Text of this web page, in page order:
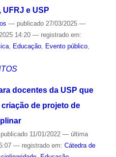
e USP
— publicado27/03/2025 —
14:20 — registrado em:
, Educação, Evento público,
docentes da USP que
de projeto de
publicado11/01/2022 — última
— registrado em: Cátedra de